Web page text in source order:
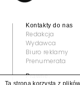
Kontakty do nas
Redakcja
Wydawca
Biuro reklamy
Prenumerata
Prawne:
Ta strona korzysta z